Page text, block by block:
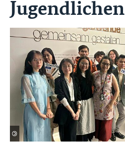
Jugendlichen
©